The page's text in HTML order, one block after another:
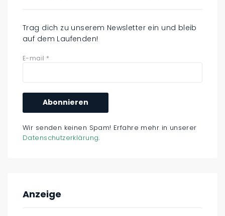
Trag dich zu unserem Newsletter ein und bleib
auf dem Laufenden!
E-mail *
Wir senden keinen Spam! Erfahre mehr in unserer
Datenschutzerklärung.
Anzeige